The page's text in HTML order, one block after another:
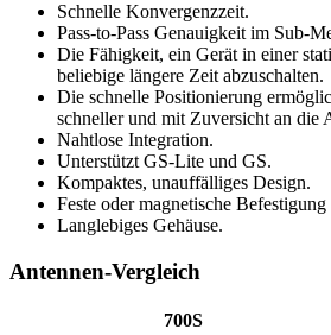
Schnelle Konvergenzzeit.
Pass-to-Pass Genauigkeit im Sub-
Die Fähigkeit, ein Gerät in einer
beliebige längere Zeit abzuschalten.
Die schnelle Positionierung
schneller und mit Zuversicht an die
Nahtlose Integration.
Unterstützt GS-Lite und GS.
Kompaktes, unauffälliges Design.
Feste oder magnetische
Langlebiges Gehäuse.
Antennen-Vergleich
700S